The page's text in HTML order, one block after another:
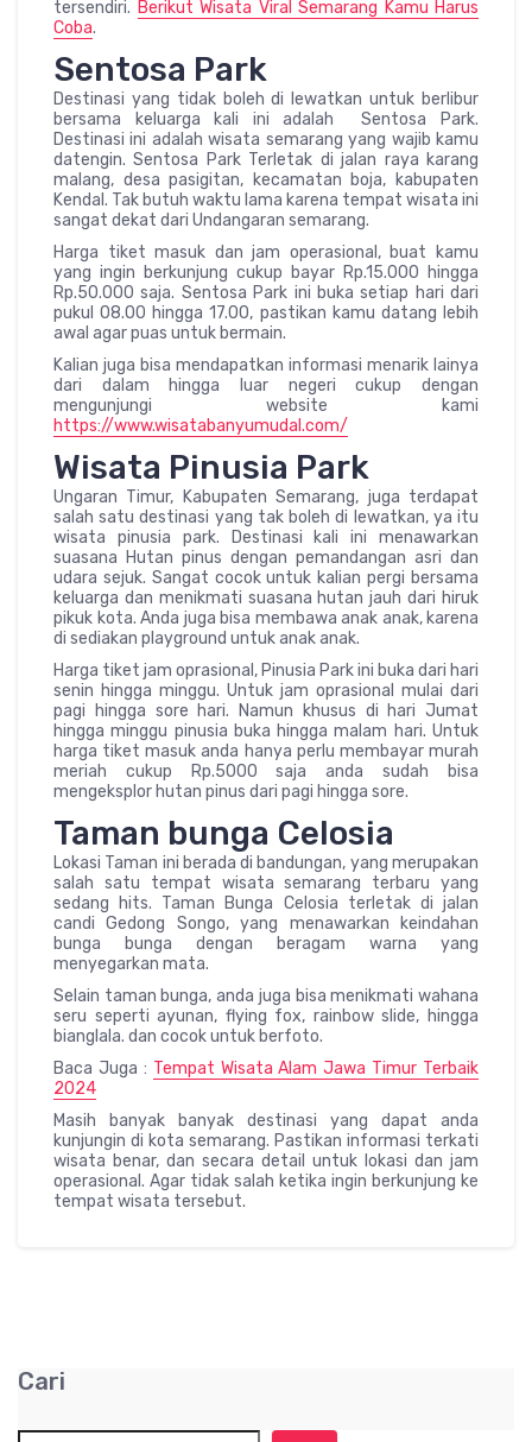
tersendiri. Berikut Wisata Viral Semarang Kamu Harus
Coba.
Sentosa Park
Destinasi yang tidak boleh di lewatkan untuk berlibur
bersama keluarga kali ini adalah Sentosa Park.
Destinasi ini adalah wisata semarang yang wajib kamu
datengin. Sentosa Park Terletak di jalan raya karang
malang, desa pasigitan, kecamatan boja, kabupaten
Kendal. Tak butuh waktu lama karena tempat wisata ini
sangat dekat dari Undangaran semarang.
Harga tiket masuk dan jam operasional, buat kamu
yang ingin berkunjung cukup bayar Rp.15.000 hingga
Rp.50.000 saja. Sentosa Park ini buka setiap hari dari
pukul 08.00 hingga 17.00, pastikan kamu datang lebih
awal agar puas untuk bermain.
Kalian juga bisa mendapatkan informasi menarik lainya
dari dalam hingga luar negeri cukup dengan
mengunjungi website kami
https://www.wisatabanyumudal.com/
Wisata Pinusia Park
Ungaran Timur, Kabupaten Semarang, juga terdapat
salah satu destinasi yang tak boleh di lewatkan, ya itu
wisata pinusia park. Destinasi kali ini menawarkan
suasana Hutan pinus dengan pemandangan asri dan
udara sejuk. Sangat cocok untuk kalian pergi bersama
keluarga dan menikmati suasana hutan jauh dari hiruk
pikuk kota. Anda juga bisa membawa anak anak, karena
di sediakan playground untuk anak anak.
Harga tiket jam oprasional, Pinusia Park ini buka dari hari
senin hingga minggu. Untuk jam oprasional mulai dari
pagi hingga sore hari. Namun khusus di hari Jumat
hingga minggu pinusia buka hingga malam hari. Untuk
harga tiket masuk anda hanya perlu membayar murah
meriah cukup Rp.5000 saja anda sudah bisa
mengeksplor hutan pinus dari pagi hingga sore.
Taman bunga Celosia
Lokasi Taman ini berada di bandungan, yang merupakan
salah satu tempat wisata semarang terbaru yang
sedang hits. Taman Bunga Celosia terletak di jalan
candi Gedong Songo, yang menawarkan keindahan
bunga bunga dengan beragam warna yang
menyegarkan mata.
Selain taman bunga, anda juga bisa menikmati wahana
seru seperti ayunan, flying fox, rainbow slide, hingga
bianglala. dan cocok untuk berfoto.
Baca Juga : Tempat Wisata Alam Jawa Timur Terbaik
2024
Masih banyak banyak destinasi yang dapat anda
kunjungin di kota semarang. Pastikan informasi terkati
wisata benar, dan secara detail untuk lokasi dan jam
operasional. Agar tidak salah ketika ingin berkunjung ke
tempat wisata tersebut.
Cari